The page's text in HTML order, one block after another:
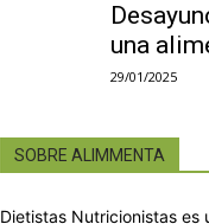
una
29/01/2025
SOBRE ALIMMENTA
Dietistas Nutricionistas